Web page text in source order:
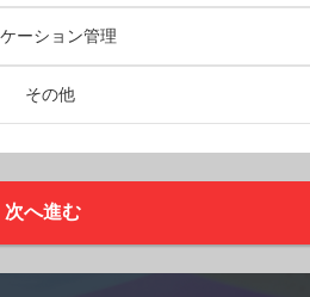
ーション管理
その他
次へ進む